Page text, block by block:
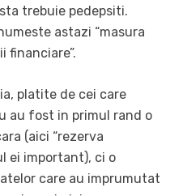
trebuie pedepsiti.
astazi “masura
financiare”.
platite de cei care
au fost in primul rand o
(aici “rezerva
ei important), ci o
care au imprumutat